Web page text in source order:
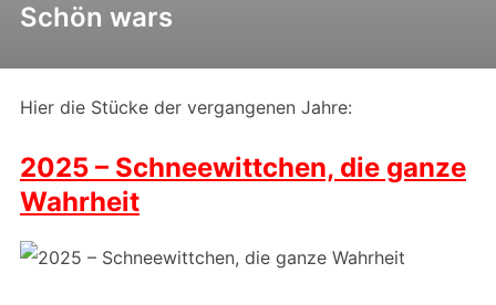
Schön wars
Hier die Stücke der vergangenen Jahre:
2025 – Schneewittchen, die ganze
Wahrheit